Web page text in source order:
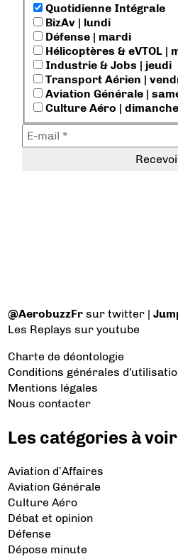
Quotidienne Intégrale
BizAv | lundi
Défense | mardi
Hélicoptères & eVTOL |
Industrie & Jobs | jeudi
Transport Aérien |
Aviation Générale |
Culture Aéro | dimanche
@AerobuzzFr sur twitter |
Les Replays sur youtube
Charte de déontologie
Conditions générales
Mentions légales
Nous contacter
Les catégories à voir
Aviation d’Affaires
Aviation Générale
Culture Aéro
Débat et opinion
Défense
Dépose minute